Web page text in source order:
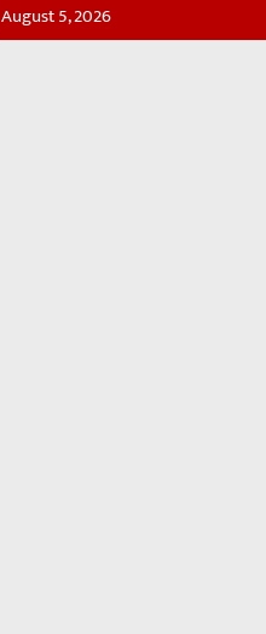
August 5, 2026